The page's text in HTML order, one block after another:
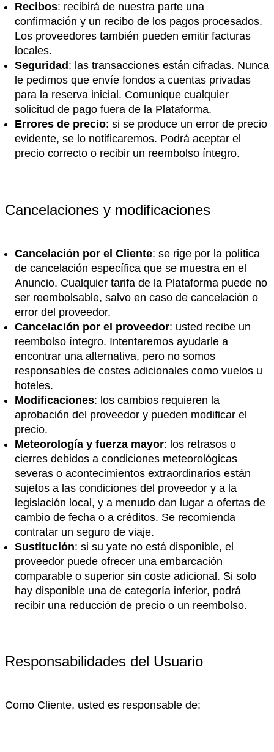
Recibos: recibirá de nuestra parte una
confirmación y un recibo de los pagos procesados.
Los proveedores también pueden emitir facturas
locales.
Seguridad: las transacciones están cifradas. Nunca
le pedimos que envíe fondos a cuentas privadas
para la reserva inicial. Comunique cualquier
solicitud de pago fuera de la Plataforma.
Errores de precio: si se produce un error de precio
evidente, se lo notificaremos. Podrá aceptar el
precio correcto o recibir un reembolso íntegro.
Cancelaciones y modificaciones
Cancelación por el Cliente: se rige por la política
de cancelación específica que se muestra en el
Anuncio. Cualquier tarifa de la Plataforma puede no
ser reembolsable, salvo en caso de cancelación o
error del proveedor.
Cancelación por el proveedor: usted recibe un
reembolso íntegro. Intentaremos ayudarle a
encontrar una alternativa, pero no somos
responsables de costes adicionales como vuelos u
hoteles.
Modificaciones: los cambios requieren la
aprobación del proveedor y pueden modificar el
precio.
Meteorología y fuerza mayor: los retrasos o
cierres debidos a condiciones meteorológicas
severas o acontecimientos extraordinarios están
sujetos a las condiciones del proveedor y a la
legislación local, y a menudo dan lugar a ofertas de
cambio de fecha o a créditos. Se recomienda
contratar un seguro de viaje.
Sustitución: si su yate no está disponible, el
proveedor puede ofrecer una embarcación
comparable o superior sin coste adicional. Si solo
hay disponible una de categoría inferior, podrá
recibir una reducción de precio o un reembolso.
Responsabilidades del Usuario
Como Cliente, usted es responsable de: